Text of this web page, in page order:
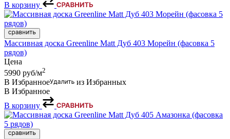
В корзину
Массивная доска Greenline Matt Дуб 403 Морейн (фасовка 5
рядов)
Цена
5990 руб/м2
В Избранное
из Избранных
В Избранное
В корзину